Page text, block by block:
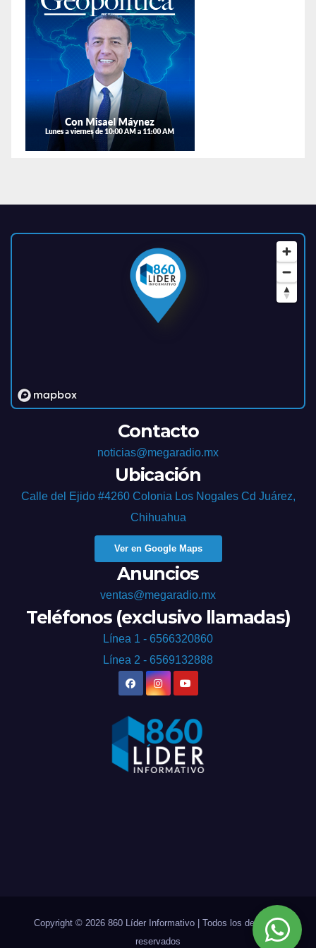
Contacto
noticias@megaradio.mx
Ubicación
Calle del Ejido #4260 Colonia Los Nogales Cd Juárez,
Chihuahua
Ver en Google Maps
Anuncios
ventas@megaradio.mx
Teléfonos (exclusivo llamadas)
Línea 1 - 6566320860
Línea 2 - 6569132888
Copyright © 2026 860 Líder Informativo | Todos los derechos
reservados